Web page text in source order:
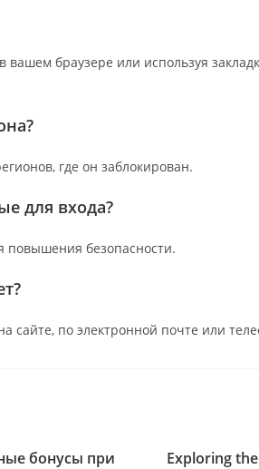
браузере или используя
где он заблокирован.
для входа?
повышения безопасности.
сайте, по электронной почте или
бонусы при
Exploring